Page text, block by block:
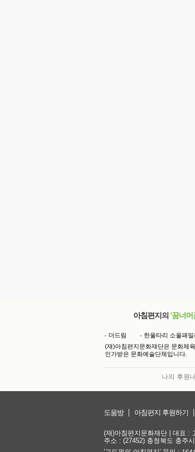
아침편지의 '꿈너머
더드림
한울타리 소울패밀
(재)아침편지문화재단은 문화체
인가받은 문화예술단체입니다.
나의 후원
도움방 아침편지 후원하기
(재)아침편지문화재단 | 대표 :
주소 : (27452) 충청북도 충주